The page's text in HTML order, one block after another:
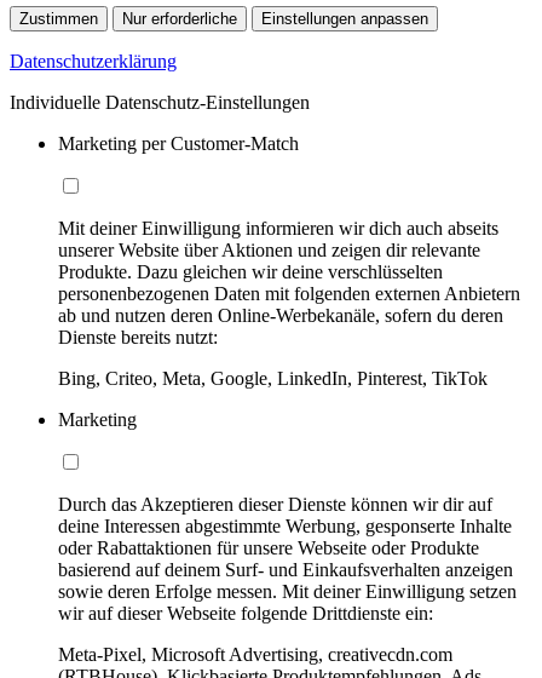
Zustimmen Nur erforderliche Einstellungen anpassen
Datenschutzerklärung
Individuelle Datenschutz-Einstellungen
Marketing per Customer-Match
Mit deiner Einwilligung informieren wir dich auch abseits
unserer Website über Aktionen und zeigen dir relevante
Produkte. Dazu gleichen wir deine verschlüsselten
personenbezogenen Daten mit folgenden externen Anbietern
ab und nutzen deren Online-Werbekanäle, sofern du deren
Dienste bereits nutzt:
Bing, Criteo, Meta, Google, LinkedIn, Pinterest, TikTok
Marketing
Durch das Akzeptieren dieser Dienste können wir dir auf
deine Interessen abgestimmte Werbung, gesponserte Inhalte
oder Rabattaktionen für unsere Webseite oder Produkte
basierend auf deinem Surf- und Einkaufsverhalten anzeigen
sowie deren Erfolge messen. Mit deiner Einwilligung setzen
wir auf dieser Webseite folgende Drittdienste ein:
Meta-Pixel, Microsoft Advertising, creativecdn.com